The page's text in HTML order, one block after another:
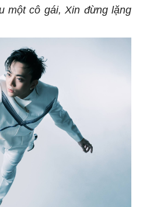
một cô gái, Xin đừng lặng